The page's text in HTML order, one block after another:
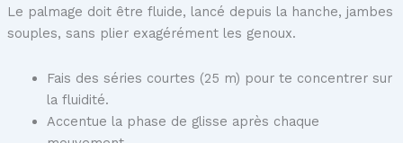
Le palmage doit être fluide, lancé depuis la hanche, jambes
souples, sans plier exagérément les genoux.
Fais des séries courtes (25 m) pour te concentrer sur
la fluidité.
Accentue la phase de glisse après chaque